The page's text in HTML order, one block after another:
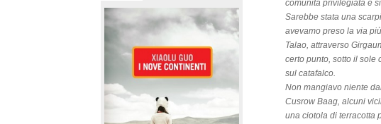
comunità privilegiata e
Sarebbe stata una
avevamo preso la via
Talao, attraverso
certo punto, sotto il sole
sul catafalco.
Non mangiavo niente
Cusrow Baag, alcuni
una ciotola di terracotta